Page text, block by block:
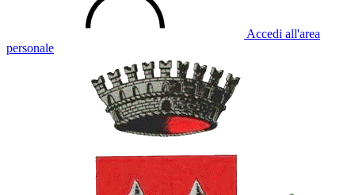
Accedi all'area
personale